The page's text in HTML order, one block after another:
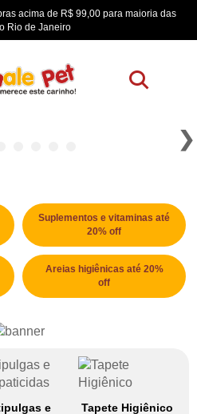
acima de R$ 99,00 para maioria das
Rio de Janeiro
Suplementos e vitaminas até
20% off
Areias higiênicas até 20%
off
e
Tapete Higiênico